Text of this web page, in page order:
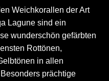
Weichkorallen der Art
Lagune sind ein
wunderschön gefärbten
Rottönen,
in allen
prächtige